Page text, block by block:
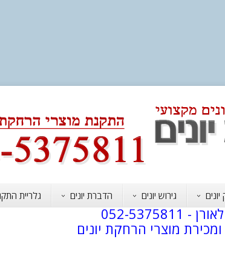
יונים גירוש יונים הדברת יונים גלריית
-
052-5375811
מוצרי הרחקת יונים